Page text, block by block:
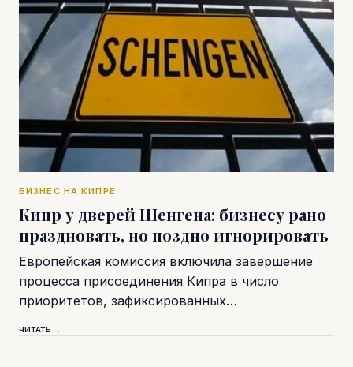
БИЗНЕС НА КИПРЕ
Кипр у дверей Шенгена: бизнесу рано
праздновать, но поздно игнорировать
Европейская комиссия включила завершение
процесса присоединения Кипра в число
приоритетов, зафиксированных…
ЧИТАТЬ →